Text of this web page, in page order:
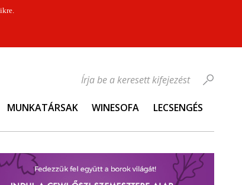
MUNKATÁRSAK WINESOFA LECSENGÉS
Írja be a keresett kifejezést